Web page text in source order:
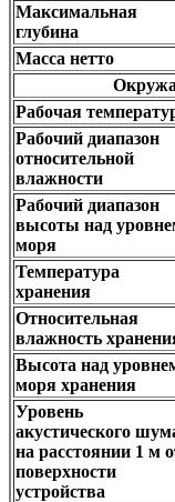
Максимальная
глубина
Масса нетто
Рабочая
Рабочий диапазон
относительной
влажности
Рабочий диапазон
высоты над
моря
Температура
хранения
Относительная
влажность
Высота над
моря хранения
Уровень
акустического
на расстоянии 1 м
поверхности
устройства